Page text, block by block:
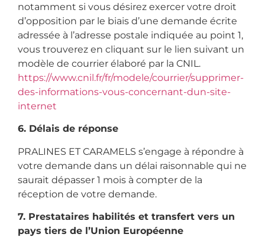
notamment si vous désirez exercer votre droit
d’opposition par le biais d’une demande écrite
adressée à l’adresse postale indiquée au point 1,
vous trouverez en cliquant sur le lien suivant un
modèle de courrier élaboré par la CNIL.
https://www.cnil.fr/fr/modele/courrier/supprimer-
des-informations-vous-concernant-dun-site-
internet
6. Délais de réponse
PRALINES ET CARAMELS s’engage à répondre à
votre demande dans un délai raisonnable qui ne
saurait dépasser 1 mois à compter de la
réception de votre demande.
7. Prestataires habilités et transfert vers un
pays tiers de l’Union Européenne